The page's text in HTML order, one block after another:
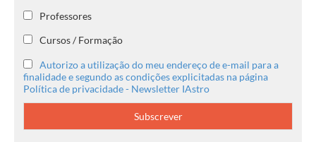
Professores
Cursos / Formação
Autorizo a utilização do meu endereço de e-mail para a
finalidade e segundo as condições explicitadas na página
Política de privacidade - Newsletter IAstro